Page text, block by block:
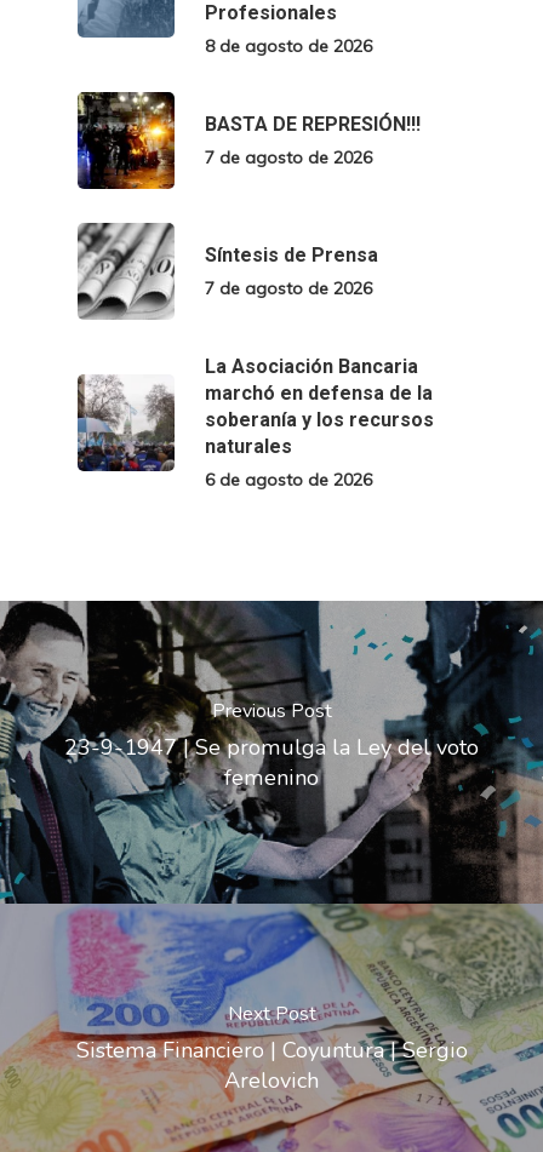
Profesionales
8 de agosto de 2026
BASTA DE REPRESIÓN!!!
7 de agosto de 2026
Síntesis de Prensa
7 de agosto de 2026
La Asociación Bancaria
marchó en defensa de la
soberanía y los recursos
naturales
6 de agosto de 2026
Previous Post
23-9-1947 | Se promulga la Ley del voto
femenino
Next Post
Sistema Financiero | Coyuntura | Sergio
Arelovich